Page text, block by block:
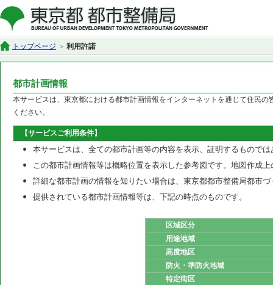
トップページ 利用許諾
都市計画情報
本サービスは、東京都における都市計画情報をインターネットを通じて住民
ください。
【サービスご利用条件】
本サービスは、全ての都市計画等の内容を表示、証明するもので
この都市計画情報等は概略位置を表示した参考図です。地図作成
詳細な都市計画の情報を知りたい場合は、東京都都市整備局都市
提供されている都市計画情報等は、下記の時点のものです。
区域区分
用途地域
高度地区
防火・準防火地域
特定街区